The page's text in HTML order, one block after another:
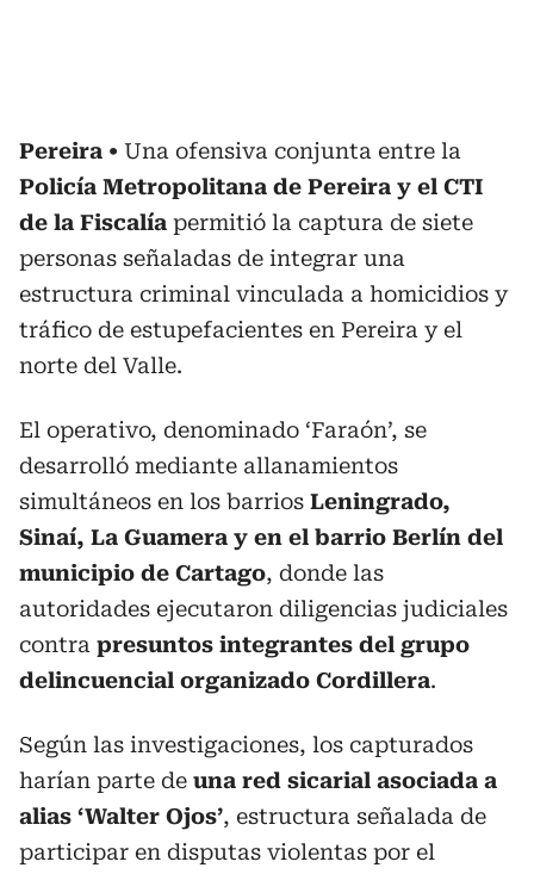
Pereira
Una ofensiva conjunta entre la
Policía Metropolitana de Pereira y el CTI
de la Fiscalía permitió la captura de siete
personas señaladas de integrar una
estructura criminal vinculada a homicidios y
tráfico de estupefacientes en Pereira y el
norte del Valle.
El operativo, denominado ‘Faraón’, se
desarrolló mediante allanamientos
simultáneos en los barrios Leningrado,
Sinaí, La Guamera y en el barrio Berlín del
municipio de Cartago, donde las
autoridades ejecutaron diligencias judiciales
contra presuntos integrantes del grupo
delincuencial organizado Cordillera.
Según las investigaciones, los capturados
harían parte de una red sicarial asociada a
alias ‘Walter Ojos’, estructura señalada de
participar en disputas violentas por el